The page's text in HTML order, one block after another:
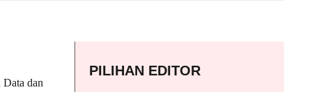
dan
PILIHAN EDITOR